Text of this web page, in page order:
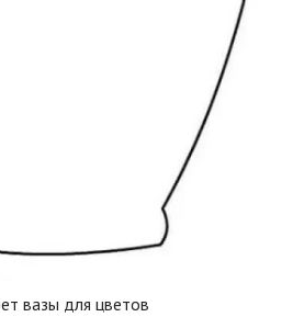
вазы для цветов